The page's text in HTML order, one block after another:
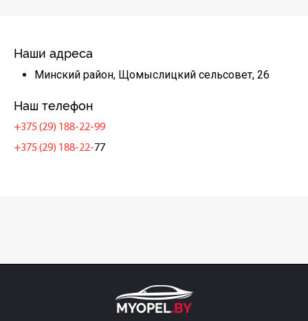
Наши адреса
Минский район, Щомыслицкий сельсовет, 26
Наш телефон
+375 (29) 188-22-99
+375 (29) 188-22-77